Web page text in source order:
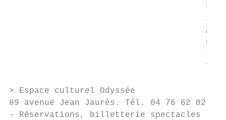
>
2
de
> Espace culturel Odyssée
89 avenue Jean Jaurès. Tél. 04 76 62 02 14.
- Réservations, billetterie spectacles : 04